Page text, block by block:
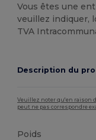
Vous êtes une
veuillez indiquer,
TVA
Description du
Veuillez noter qu'en raison
peut ne pas correspondre
Poids